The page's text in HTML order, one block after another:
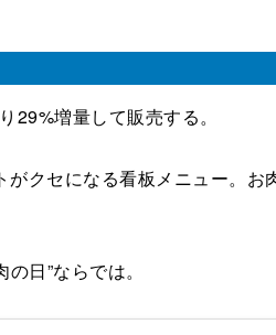
増量して販売する。
クセになる看板メニュー。お
日”ならでは。